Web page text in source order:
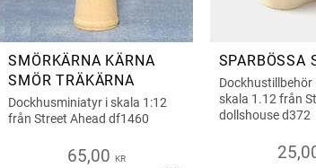
SMÖRKÄRNA KÄRNA
SMÖR TRÄKÄRNA
Dockhusminiatyr i skala 1:12
från Street Ahead df1460
65,00 KR
SPARBÖSSA
Dockhustillbehör
skala 1.12 från
dollshouse d372